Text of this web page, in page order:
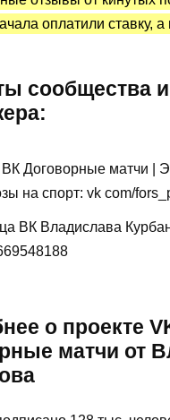
оплатили ставку,
сообщества и
ВК Договорные матчи |
на спорт: vk com/
ВК Владислава
о проекте
матчи от